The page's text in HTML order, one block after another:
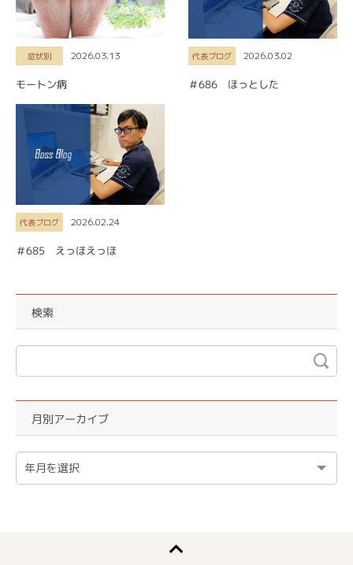
症状別 2026.03.13
モートン病
代表ブログ 2026.03.02
＃686 ほっとした
代表ブログ 2026.02.24
＃685 えっほえっほ
検索
月別アーカイブ